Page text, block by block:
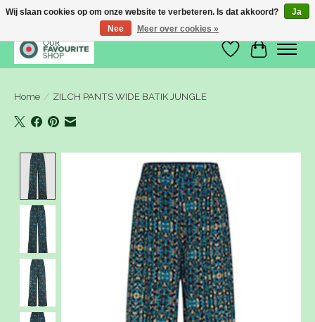
Verlanglijst
Home / ZILCH PANTS WIDE BATIK JUNGLE
Product image slideshow Items
Wij slaan cookies op om onze website te verbeteren. Is dat akkoord?
Ja
Nee
Meer over cookies »